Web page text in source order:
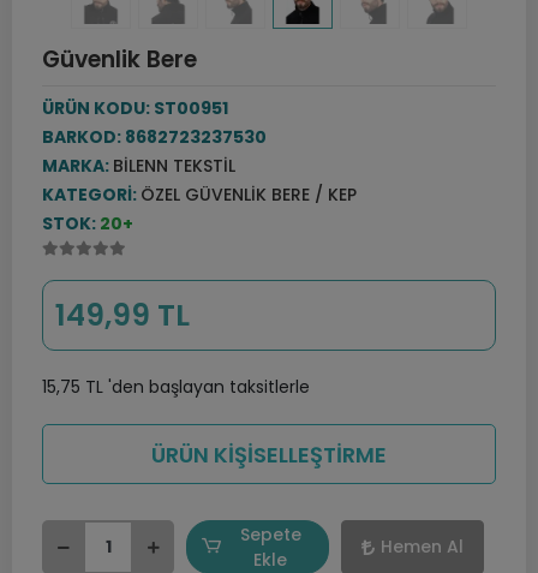
Güvenlik Bere
ÜRÜN KODU: ST00951
BARKOD: 8682723237530
MARKA: BILENN TEKSTIL
KATEGORI: ÖZEL GÜVENLIK BERE / KEP
STOK: 20+
149,99 TL
15,75 TL 'den başlayan taksitlerle
ÜRÜN KİŞİSELLEŞTİRME
Sepete
Ekle
Hemen Al